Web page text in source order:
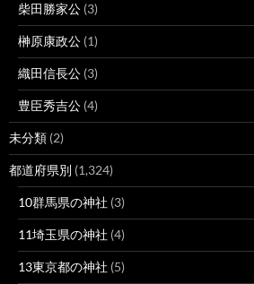
柴田勝家公 (3)
榊原康政公 (1)
織田信長公 (3)
豊臣秀吉公 (4)
未分類 (2)
都道府県別 (1,324)
10群馬県の神社 (3)
11埼玉県の神社 (4)
13東京都の神社 (5)